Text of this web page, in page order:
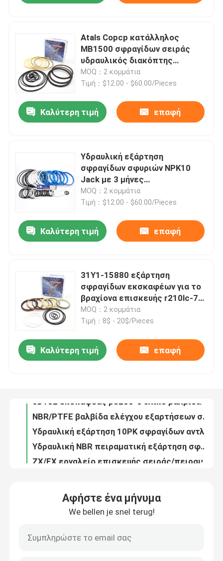
Προϊόντα
Ποιοτικός έλεγχος
Μας ελάτε σε επαφή με
Atals Copcp κατάλληλος
MB1500 σφραγίδων σειράς
υδραυλικός διακόπτης
σφυριών βράχου εξαρτήσεων
MOQ：2 κομμάτια
Τιμή：$12.00 - $60.00/Pieces
Καλύτερη τιμή επαφή
Υδραυλική εξάρτηση
σφραγίδων σφυριών NPK10
Jack με 3 μήνες
εξουσιοδότησης
MOQ：2 κομμάτια
Τιμή：$12.00 - $60.00/Pieces
Καλύτερη τιμή επαφή
31Y1-15880 εξάρτηση
σφραγίδων εκσκαφέων για το
βραχίονα επισκευής r210lc-7
Hyundai
MOQ：2 κομμάτια
Τιμή：8$ - 20$/Pieces
Καλύτερη τιμή επαφή
Hitachi EX200 1 κιτ στεγανοποιητικού επισκευής υδραυλικού κυλίνδρου για βαλβίδα ελέγχου εκσκαφέα
Αφήστε ένα μήνυμα
We bellen je snel terug!